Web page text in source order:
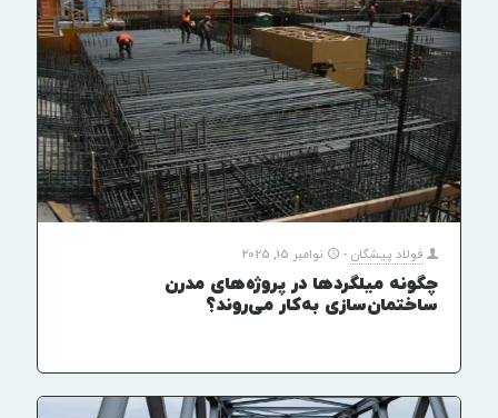
فولاد پیشگان - نوامبر 15, 2025
چگونه میلگردها در پروژه‌های مدرن
ساختمان‌سازی به‌کار می‌روند؟